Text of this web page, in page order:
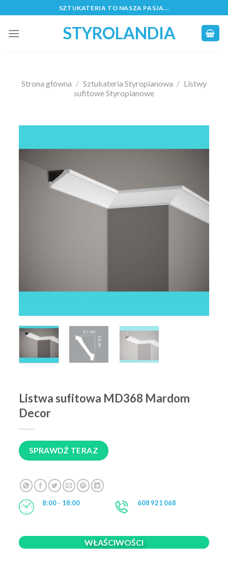
to
content
SZTUKATERIA TO NASZA PASJA...
STYROLANDIA
Strona główna / Sztukateria Styropianowa / Listwy
sufitowe Styropianowe
Listwa sufitowa MD368 Mardom
Decor
SPRAWDŹ TERAZ
8:00 - 18:00 608 921 068
WŁAŚCIWOŚCI